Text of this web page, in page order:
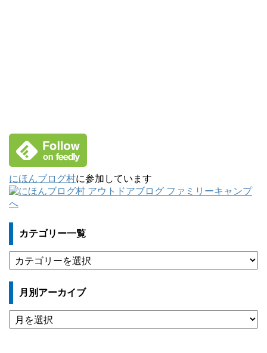
にほんブログ村に参加しています
カテゴリー一覧
テ
ゴ
ー
一
覧
月別アーカイブ
月
別